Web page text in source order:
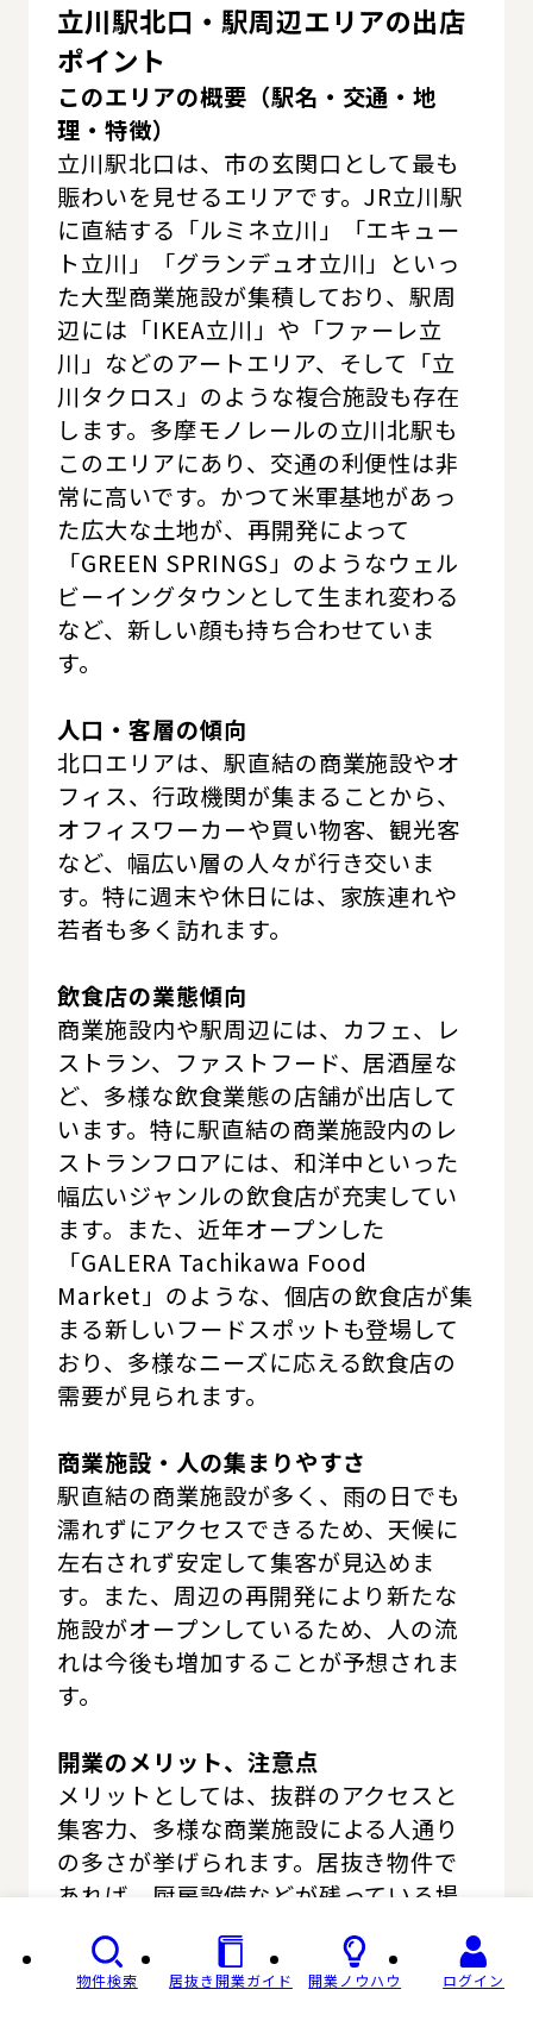
立川駅北口・駅周辺エリアの出店
ポイント
このエリアの概要（駅名・交通・地
理・特徴）
立川駅北口は、市の玄関口として最も
賑わいを見せるエリアです。JR立川駅
に直結する「ルミネ立川」「エキュー
ト立川」「グランデュオ立川」といっ
た大型商業施設が集積しており、駅周
辺には「IKEA立川」や「ファーレ立
川」などのアートエリア、そして「立
川タクロス」のような複合施設も存在
します。多摩モノレールの立川北駅も
このエリアにあり、交通の利便性は非
常に高いです。かつて米軍基地があっ
た広大な土地が、再開発によって
「GREEN SPRINGS」のようなウェル
ビーイングタウンとして生まれ変わる
など、新しい顔も持ち合わせていま
す。
人口・客層の傾向
北口エリアは、駅直結の商業施設やオ
フィス、行政機関が集まることから、
オフィスワーカーや買い物客、観光客
など、幅広い層の人々が行き交いま
す。特に週末や休日には、家族連れや
若者も多く訪れます。
飲食店の業態傾向
商業施設内や駅周辺には、カフェ、レ
ストラン、ファストフード、居酒屋な
ど、多様な飲食業態の店舗が出店して
います。特に駅直結の商業施設内のレ
ストランフロアには、和洋中といった
幅広いジャンルの飲食店が充実してい
ます。また、近年オープンした
「GALERA Tachikawa Food
Market」のような、個店の飲食店が集
まる新しいフードスポットも登場して
おり、多様なニーズに応える飲食店の
需要が見られます。
商業施設・人の集まりやすさ
駅直結の商業施設が多く、雨の日でも
濡れずにアクセスできるため、天候に
左右されず安定して集客が見込めま
す。また、周辺の再開発により新たな
施設がオープンしているため、人の流
れは今後も増加することが予想されま
す。
開業のメリット、注意点
メリットとしては、抜群のアクセスと
集客力、多様な商業施設による人通り
の多さが挙げられます。居抜き物件で
あれば、厨房設備などが残っている場
合もあり、類似業態での開業であれば
初期費用を抑えることが可能です。注
意点としては、賃料相場が他のエリア
物件検索 居抜き開業ガイド 開業ノウハウ ログイン